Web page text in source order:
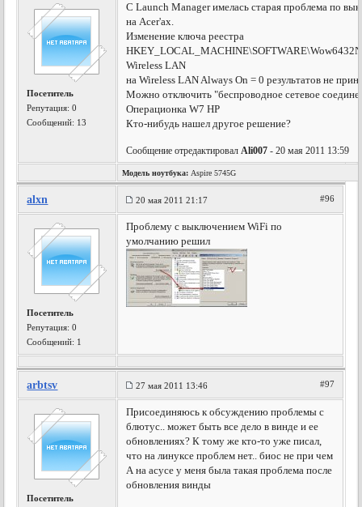
Посетитель
Репутация:0
Сообщений: 13
С Launch Manager имелась старая проблема по
на Acer'ах.
Изменение ключа реестра
Wireless LAN
на Wireless LAN Always On = 0 результатов не
Можно отключить "беспроводное сетевое
Операционка W7 HP
Кто-нибудь нашел другое решение?
Сообщение отредактировалAli007 - 20 мая 2011 13:59
Модель ноутбука: Aspire 5745G
alxn 20 мая 2011 21:17 #96
Посетитель
Репутация:0
Сообщений: 1
Проблему с выключением WiFi по
умолчанию решил
arbtsv 27 мая 2011 13:46 #97
Посетитель
Присоединяюсь к обсуждению проблемы с
блютус.. может быть все дело в винде и ее
обновлениях? К тому же кто-то уже писал,
что на линуксе проблем нет.. биос не при чем
А на асусе у меня была такая проблема после
обновления винды